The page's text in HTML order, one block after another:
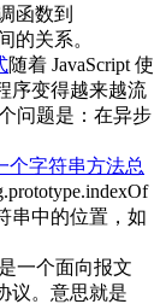
函数到
的关系。
随着 JavaScript 使
序变得越来越流
问题是：在异步
个字符串方法总
串中的位置，如
一个面向报文
议。意思就是